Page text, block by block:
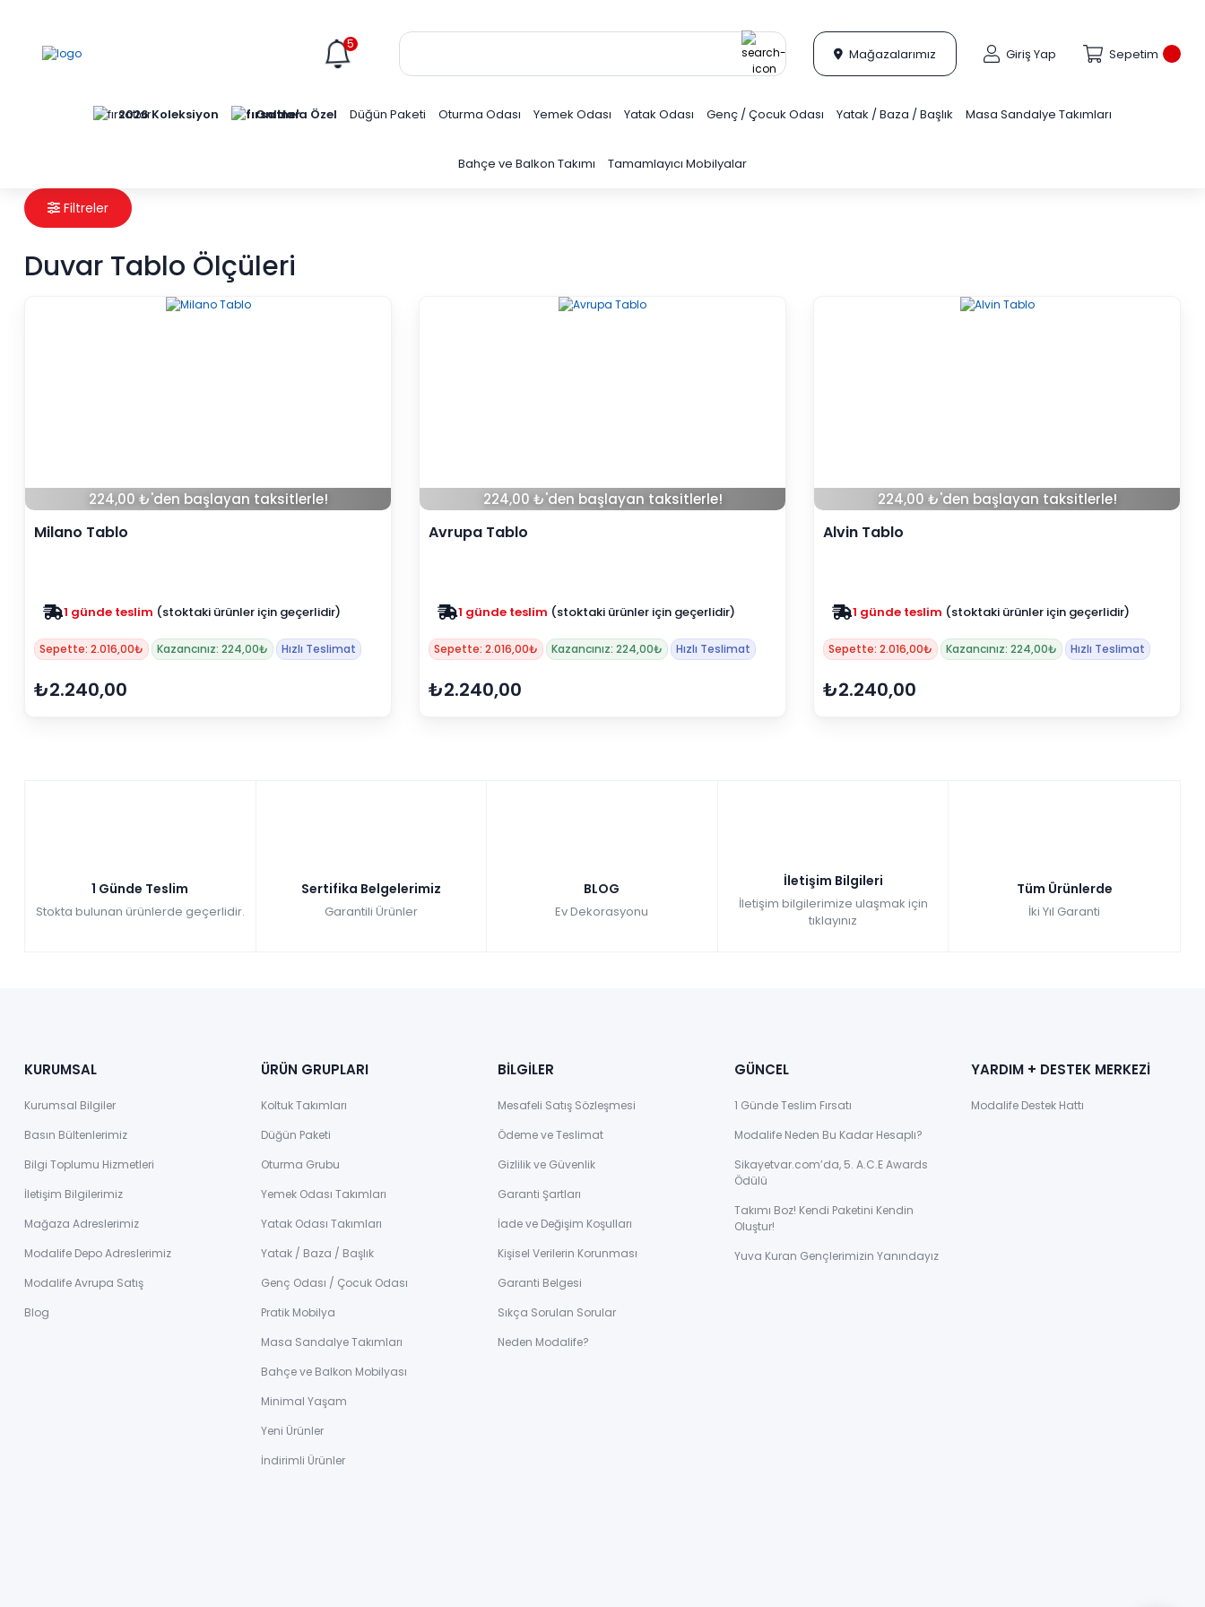
5
Mağazalarımız Giriş Yap Sepetim
2026 Koleksiyon Online'a Özel Düğün Paketi Oturma Odası Yemek Odası Yatak Odası Genç / Çocuk Odası Yatak / Baza / Başlık Masa Sandalye Takımları
Bahçe ve Balkon Takımı Tamamlayıcı Mobilyalar
Filtreler
Duvar Tablo Ölçüleri
224,00 ₺'den başlayan taksitlerle!
Milano Tablo
1 günde teslim (stoktaki ürünler için geçerlidir)
Sepette: 2.016,00₺ Kazancınız: 224,00₺ Hızlı Teslimat
₺2.240,00
224,00 ₺'den başlayan taksitlerle!
Avrupa Tablo
1 günde teslim (stoktaki ürünler için geçerlidir)
Sepette: 2.016,00₺ Kazancınız: 224,00₺ Hızlı Teslimat
₺2.240,00
224,00 ₺'den başlayan taksitlerle!
Alvin Tablo
1 günde teslim (stoktaki ürünler için geçerlidir)
Sepette: 2.016,00₺ Kazancınız: 224,00₺ Hızlı Teslimat
₺2.240,00
1 Günde Teslim
Stokta bulunan ürünlerde geçerlidir.
Sertifika Belgelerimiz
Garantili Ürünler
BLOG
Ev Dekorasyonu
İletişim Bilgileri
İletişim bilgilerimize ulaşmak için
tıklayınız
Tüm Ürünlerde
İki Yıl Garanti
KURUMSAL
Kurumsal Bilgiler
Basın Bültenlerimiz
Bilgi Toplumu Hizmetleri
İletişim Bilgilerimiz
Mağaza Adreslerimiz
Modalife Depo Adreslerimiz
Modalife Avrupa Satış
Blog
ÜRÜN GRUPLARI
Koltuk Takımları
Düğün Paketi
Oturma Grubu
Yemek Odası Takımları
Yatak Odası Takımları
Yatak / Baza / Başlık
Genç Odası / Çocuk Odası
Pratik Mobilya
Masa Sandalye Takımları
Bahçe ve Balkon Mobilyası
Minimal Yaşam
Yeni Ürünler
İndirimli Ürünler
BİLGİLER
Mesafeli Satış Sözleşmesi
Ödeme ve Teslimat
Gizlilik ve Güvenlik
Garanti Şartları
İade ve Değişim Koşulları
Kişisel Verilerin Korunması
Garanti Belgesi
Sıkça Sorulan Sorular
Neden Modalife?
GÜNCEL
1 Günde Teslim Fırsatı
Modalife Neden Bu Kadar Hesaplı?
Sikayetvar.com’da, 5. A.C.E Awards
Ödülü
Takımı Boz! Kendi Paketini Kendin
Oluştur!
Yuva Kuran Gençlerimizin Yanındayız
YARDIM + DESTEK MERKEZİ
Modalife Destek Hattı